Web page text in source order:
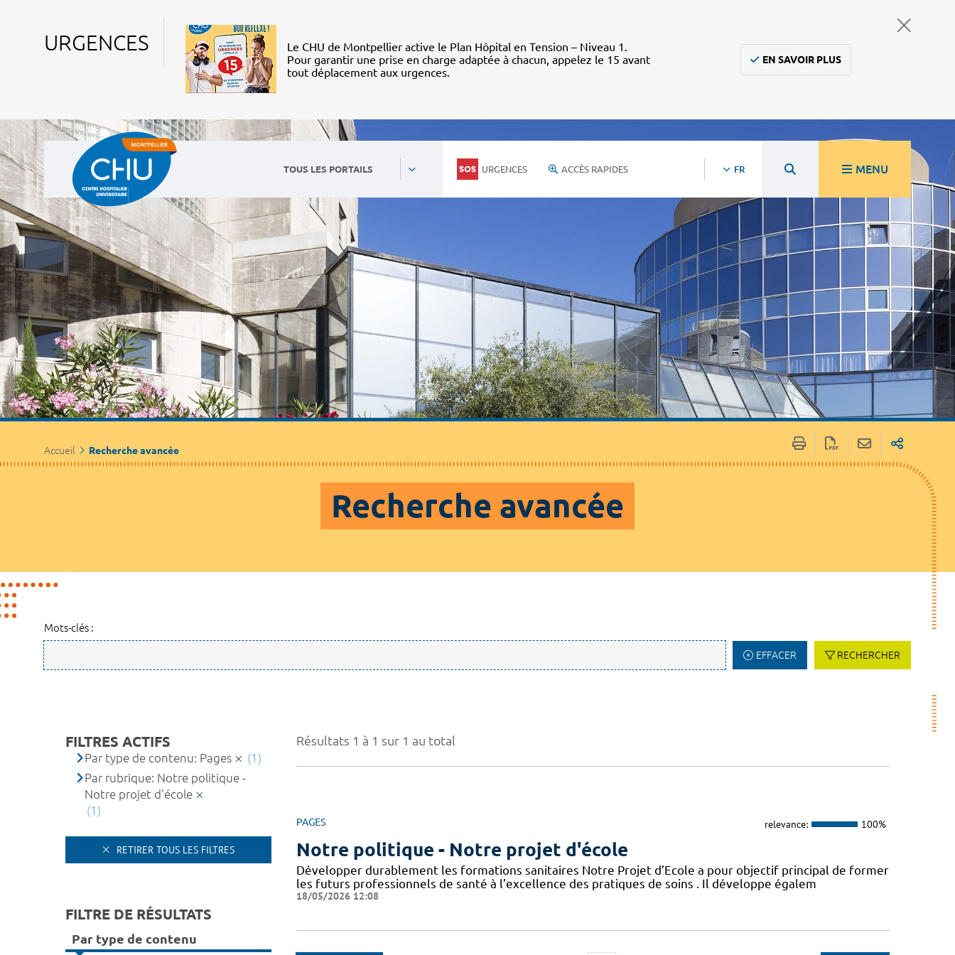
URGENCES
Le CHU de Montpellier active le Plan Hôpital en Tension – Niveau 1.
Pour garantir une prise en charge adaptée à chacun, appelez le 15 avant
tout déplacement aux urgences.
EN SAVOIR PLUS
TOUS LES PORTAILS URGENCES ACCÈS RAPIDES FR MENU
Accueil Recherche avancée
Recherche avancée
Mots-clés :
EFFACER RECHERCHER
Résultats 1 à 1 sur 1 au total
PAGES relevance: 100%
Notre politique - Notre projet d'école
Développer durablement les formations sanitaires Notre Projet d’Ecole a pour objectif principal de former
les futurs professionnels de santé à l’excellence des pratiques de soins . Il développe égalem
18/05/2026 12:08
FILTRES ACTIFS
Par type de contenu: Pages
(1)
Par rubrique: Notre politique -
Notre projet d'école
(1)
RETIRER TOUS LES FILTRES
FILTRE DE RÉSULTATS
Par type de contenu